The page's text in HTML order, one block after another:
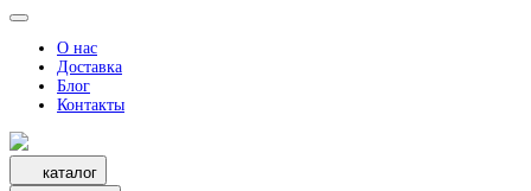
О нас
Доставка
Блог
Контакты
каталог